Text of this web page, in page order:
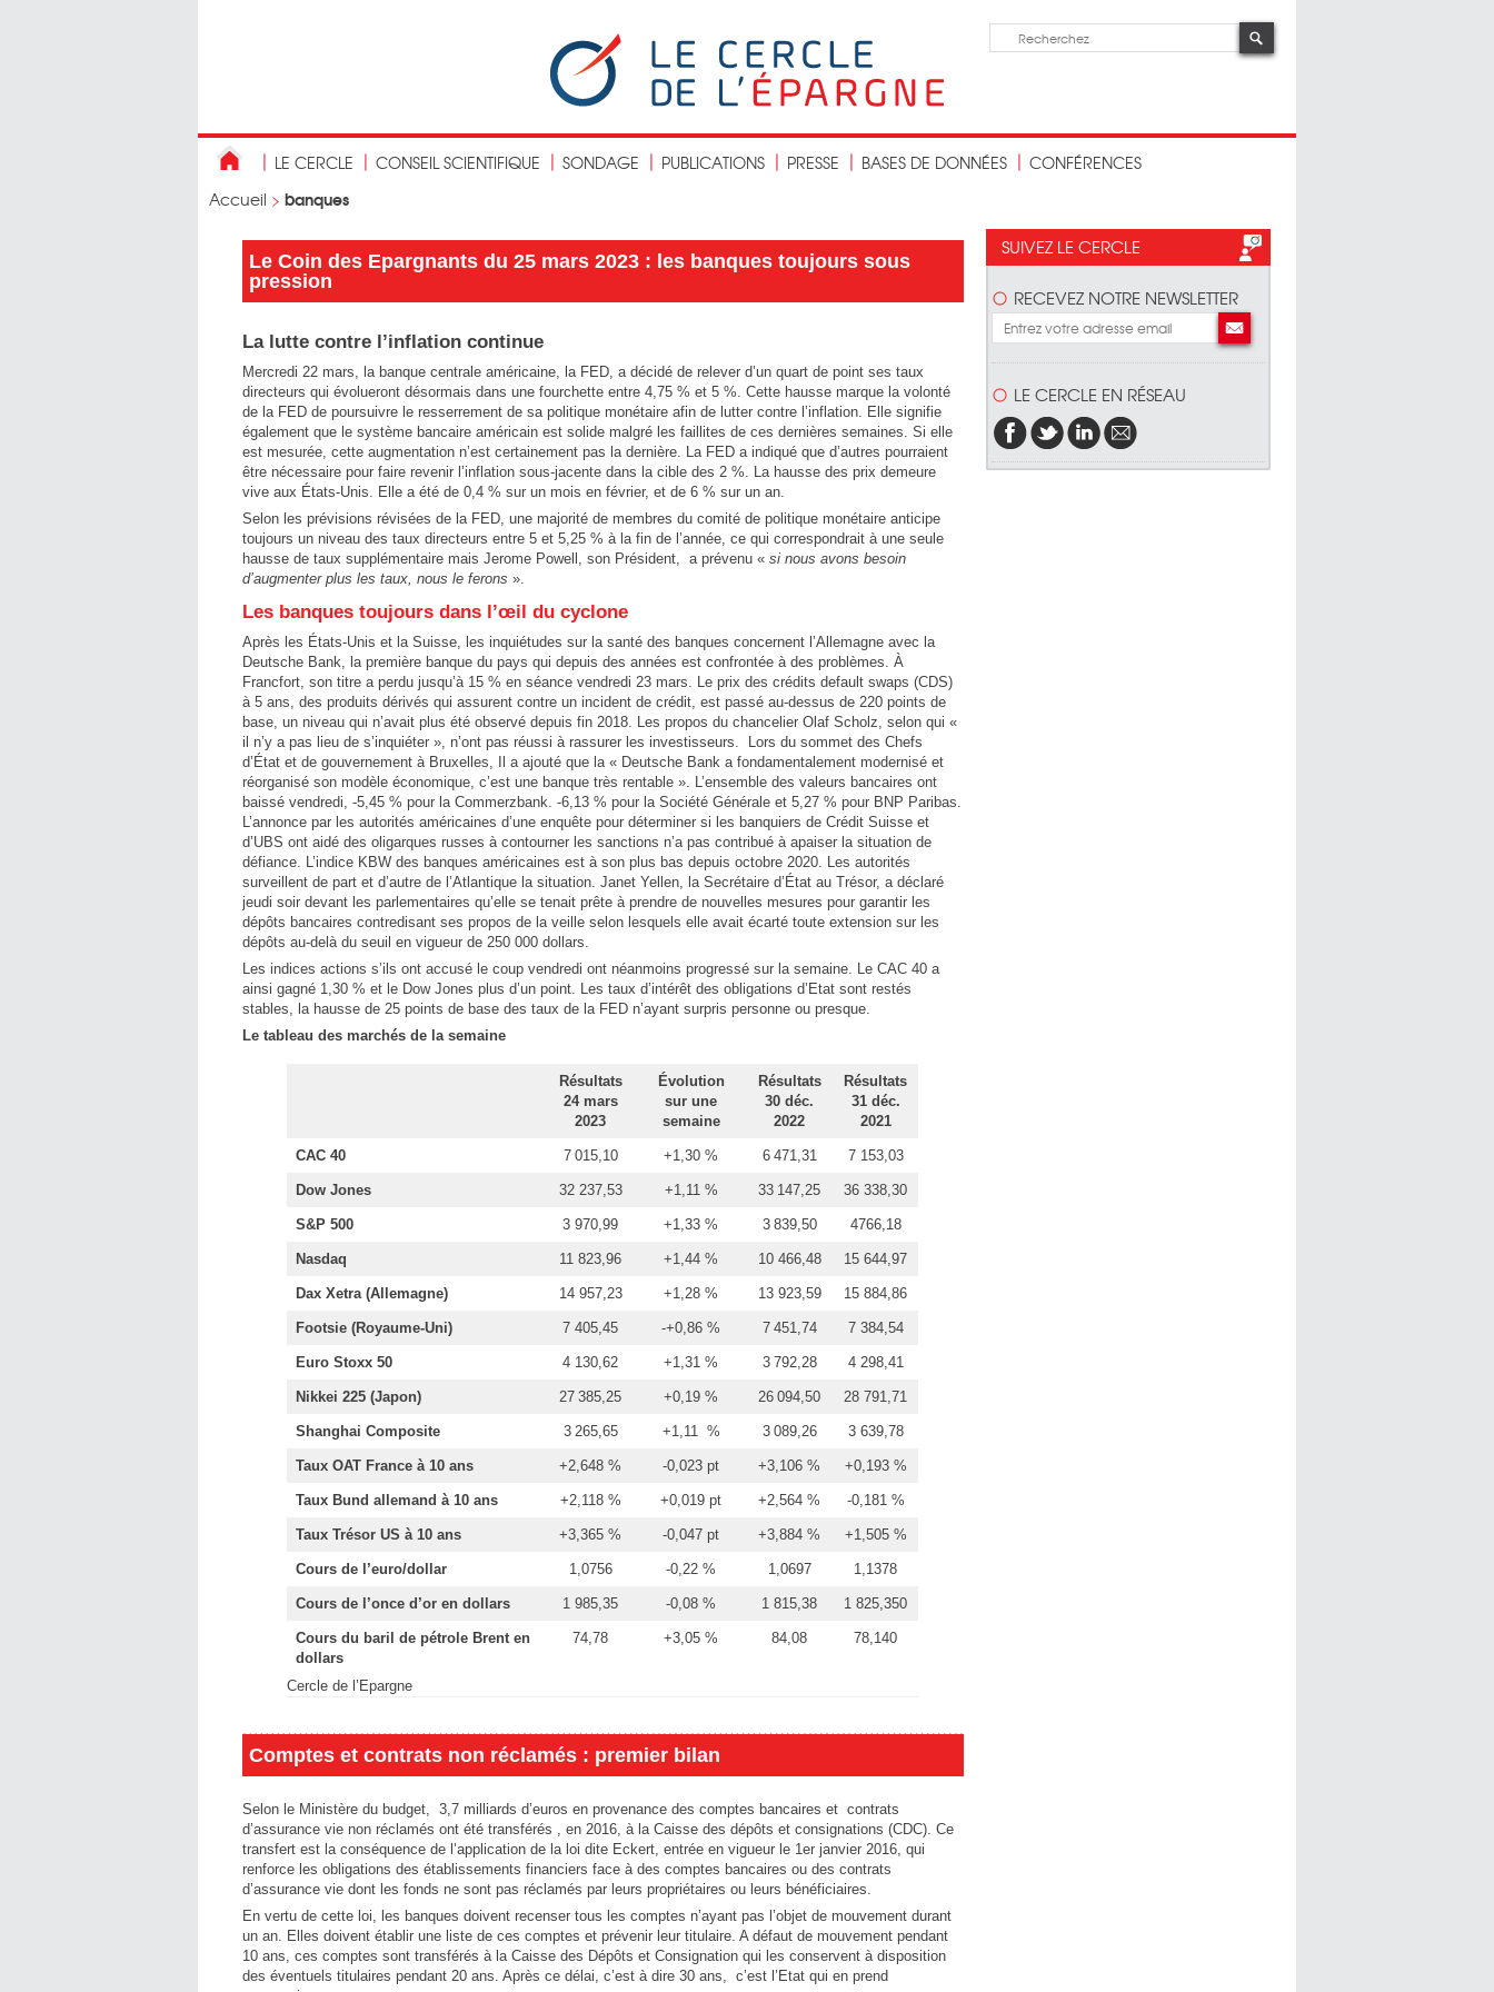
LE CERCLE CONSEIL SCIENTIFIQUE SONDAGE PUBLICATIONS PRESSE BASES DE DONNÉES
CONFÉRENCES
Accueil > banques
Le Coin des Epargnants du 25 mars 2023 : les banques toujours sous
pression
La lutte contre l’inflation continue
Mercredi 22 mars, la banque centrale américaine, la FED, a décidé de relever d’un quart de point ses taux
directeurs qui évolueront désormais dans une fourchette entre 4,75 % et 5 %. Cette hausse marque la volonté
de la FED de poursuivre le resserrement de sa politique monétaire afin de lutter contre l’inflation. Elle signifie
également que le système bancaire américain est solide malgré les faillites de ces dernières semaines. Si elle
est mesurée, cette augmentation n’est certainement pas la dernière. La FED a indiqué que d’autres pourraient
être nécessaire pour faire revenir l’inflation sous-jacente dans la cible des 2 %. La hausse des prix demeure
vive aux États-Unis. Elle a été de 0,4 % sur un mois en février, et de 6 % sur un an.
Selon les prévisions révisées de la FED, une majorité de membres du comité de politique monétaire anticipe
toujours un niveau des taux directeurs entre 5 et 5,25 % à la fin de l’année, ce qui correspondrait à une seule
hausse de taux supplémentaire mais Jerome Powell, son Président, a prévenu « si nous avons besoin
d’augmenter plus les taux, nous le ferons ».
Les banques toujours dans l’œil du cyclone
Après les États-Unis et la Suisse, les inquiétudes sur la santé des banques concernent l’Allemagne avec la
Deutsche Bank, la première banque du pays qui depuis des années est confrontée à des problèmes. À
Francfort, son titre a perdu jusqu’à 15 % en séance vendredi 23 mars. Le prix des crédits default swaps (CDS)
à 5 ans, des produits dérivés qui assurent contre un incident de crédit, est passé au-dessus de 220 points de
base, un niveau qui n’avait plus été observé depuis fin 2018. Les propos du chancelier Olaf Scholz, selon qui «
il n’y a pas lieu de s’inquiéter », n’ont pas réussi à rassurer les investisseurs. Lors du sommet des Chefs
d’État et de gouvernement à Bruxelles, Il a ajouté que la « Deutsche Bank a fondamentalement modernisé et
réorganisé son modèle économique, c’est une banque très rentable ». L’ensemble des valeurs bancaires ont
baissé vendredi, -5,45 % pour la Commerzbank. -6,13 % pour la Société Générale et 5,27 % pour BNP Paribas.
L’annonce par les autorités américaines d’une enquête pour déterminer si les banquiers de Crédit Suisse et
d’UBS ont aidé des oligarques russes à contourner les sanctions n’a pas contribué à apaiser la situation de
défiance. L’indice KBW des banques américaines est à son plus bas depuis octobre 2020. Les autorités
surveillent de part et d’autre de l’Atlantique la situation. Janet Yellen, la Secrétaire d’État au Trésor, a déclaré
jeudi soir devant les parlementaires qu’elle se tenait prête à prendre de nouvelles mesures pour garantir les
dépôts bancaires contredisant ses propos de la veille selon lesquels elle avait écarté toute extension sur les
dépôts au-delà du seuil en vigueur de 250 000 dollars.
Les indices actions s’ils ont accusé le coup vendredi ont néanmoins progressé sur la semaine. Le CAC 40 a
ainsi gagné 1,30 % et le Dow Jones plus d’un point. Les taux d’intérêt des obligations d’Etat sont restés
stables, la hausse de 25 points de base des taux de la FED n’ayant surpris personne ou presque.
Le tableau des marchés de la semaine
Résultats
24 mars
2023
Évolution
sur une
semaine
Résultats
30 déc.
2022
Résultats
31 déc.
2021
CAC 40 7 015,10 +1,30 % 6 471,31 7 153,03
Dow Jones 32 237,53 +1,11 % 33 147,25 36 338,30
S&P 500 3 970,99 +1,33 % 3 839,50 4766,18
Nasdaq 11 823,96 +1,44 % 10 466,48 15 644,97
Dax Xetra (Allemagne) 14 957,23 +1,28 % 13 923,59 15 884,86
Footsie (Royaume-Uni) 7 405,45 -+0,86 % 7 451,74 7 384,54
Euro Stoxx 50 4 130,62 +1,31 % 3 792,28 4 298,41
Nikkei 225 (Japon) 27 385,25 +0,19 % 26 094,50 28 791,71
Shanghai Composite 3 265,65 +1,11 % 3 089,26 3 639,78
Taux OAT France à 10 ans +2,648 % -0,023 pt +3,106 % +0,193 %
Taux Bund allemand à 10 ans +2,118 % +0,019 pt +2,564 % -0,181 %
Taux Trésor US à 10 ans +3,365 % -0,047 pt +3,884 % +1,505 %
Cours de l’euro/dollar 1,0756 -0,22 % 1,0697 1,1378
Cours de l’once d’or en dollars 1 985,35 -0,08 % 1 815,38 1 825,350
Cours du baril de pétrole Brent en
dollars
74,78 +3,05 % 84,08 78,140
Cercle de l’Epargne
Comptes et contrats non réclamés : premier bilan
Selon le Ministère du budget, 3,7 milliards d’euros en provenance des comptes bancaires et contrats
d’assurance vie non réclamés ont été transférés , en 2016, à la Caisse des dépôts et consignations (CDC). Ce
transfert est la conséquence de l’application de la loi dite Eckert, entrée en vigueur le 1er janvier 2016, qui
renforce les obligations des établissements financiers face à des comptes bancaires ou des contrats
d’assurance vie dont les fonds ne sont pas réclamés par leurs propriétaires ou leurs bénéficiaires.
En vertu de cette loi, les banques doivent recenser tous les comptes n’ayant pas l’objet de mouvement durant
un an. Elles doivent établir une liste de ces comptes et prévenir leur titulaire. A défaut de mouvement pendant
10 ans, ces comptes sont transférés à la Caisse des Dépôts et Consignation qui les conservent à disposition
des éventuels titulaires pendant 20 ans. Après ce délai, c’est à dire 30 ans, c’est l’Etat qui en prend
SUIVEZ LE CERCLE
RECEVEZ NOTRE NEWSLETTER
LE CERCLE EN RÉSEAU